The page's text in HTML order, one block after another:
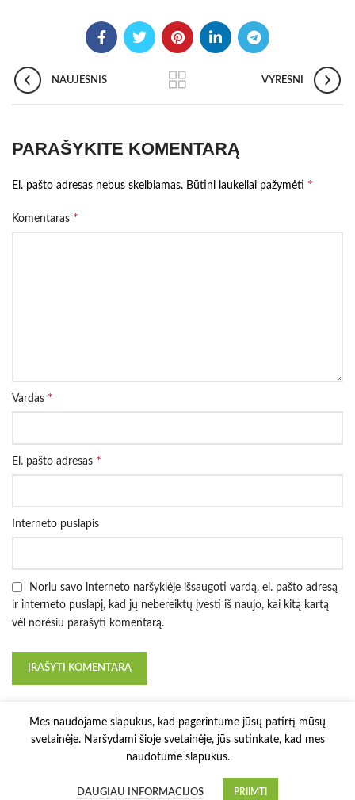
NAUJESNIS VYRESNI
PARAŠYKITE KOMENTARĄ
El. pašto adresas nebus skelbiamas. Būtini laukeliai pažymėti *
Komentaras *
Vardas *
El. pašto adresas *
Interneto puslapis
Noriu savo interneto naršyklėje išsaugoti vardą, el. pašto adresą
ir interneto puslapį, kad jų nebereiktų įvesti iš naujo, kai kitą kartą
vėl norėsiu parašyti komentarą.
Mes naudojame slapukus, kad pagerintume jūsų patirtį mūsų
svetainėje. Naršydami šioje svetainėje, jūs sutinkate, kad mes
naudotume slapukus.
DAUGIAU INFORMACIJOS PRIIMTI